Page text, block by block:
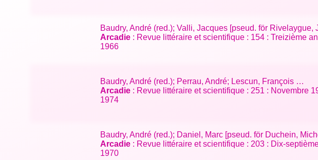
Baudry, André (red.); Valli, Jacques [pseud. för
Arcadie : Revue littéraire et scientifique : 154 : Treizième
1966
Baudry, André (red.); Perrau, André; Lescun, François …
Arcadie : Revue littéraire et scientifique : 251 : Novembre
1974
Baudry, André (red.); Daniel, Marc [pseud. för Duchein,
Arcadie : Revue littéraire et scientifique : 203 : Dix-
1970